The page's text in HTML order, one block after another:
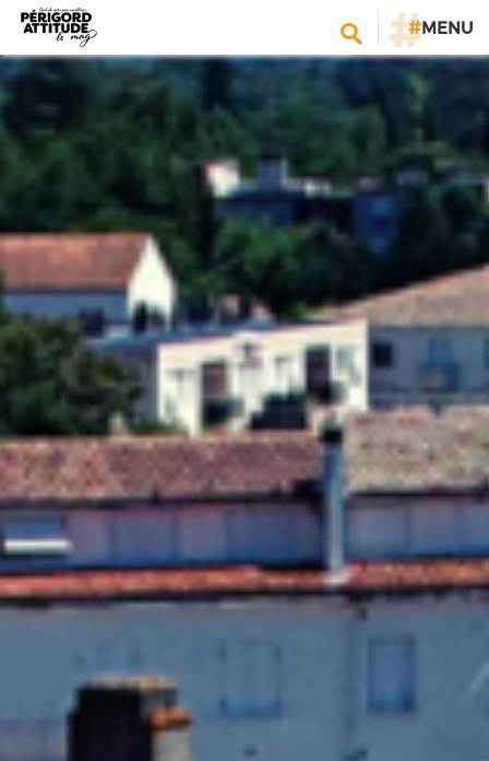
#MENU